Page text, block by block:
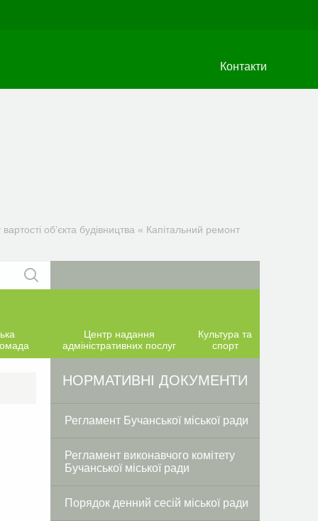
Контакти
об’єкта будівництва « Капітальний ремонт
Центр надання
адміністративних послуг
Культура та
спорт
Facebook
Twitter
НОРМАТИВНІ ДОКУМЕНТИ
Регламент Бучанської міської ради
Регламент виконавчого комітету
Бучанської міської ради
Порядок денний сесій міської ради